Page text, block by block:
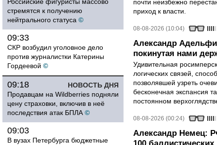
стремятся к получению
нейтрального статуса ©
09:33
СКР возбудил уголовное дело
против журналистки Катерины
Гордеевой ©
НОВОСТЬ ДНЯ
09:18
Продавцам на Wildberries подняли
цену страховки, включив в неё
последствия атак БПЛА ©
09:03
В вузах Петербурга бюджетные
почти неизбежно
приход к власти.
08-08-2026 (10:04)
Александр
покинутая нами
Удивительная
логических связей,
позволявшей узреть
бесконечная экспансия
постоянном
08-08-2026 (00:24)
Александр Немец: